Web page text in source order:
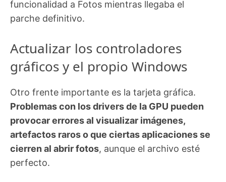
funcionalidad a Fotos mientras llegaba el
parche definitivo.
Actualizar los controladores
gráficos y el propio Windows
Otro frente importante es la tarjeta gráfica.
Problemas con los drivers de la GPU pueden
provocar errores al visualizar imágenes,
artefactos raros o que ciertas aplicaciones se
cierren al abrir fotos, aunque el archivo esté
perfecto.